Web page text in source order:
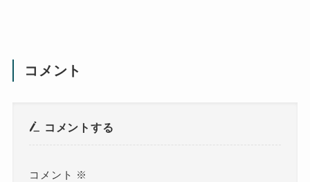
コメント
コメントする
コメント ※